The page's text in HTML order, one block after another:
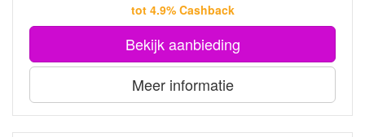
tot 4.9% Cashback
Bekijk aanbieding
Meer informatie